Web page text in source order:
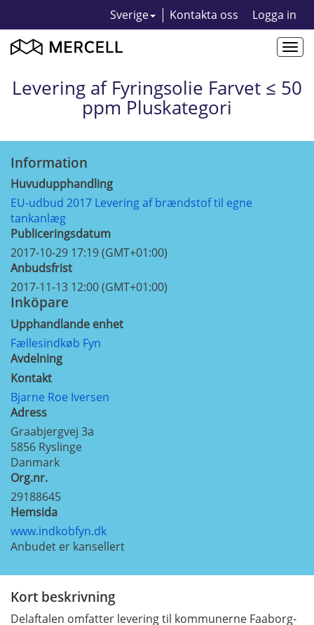
Sverige Kontakta oss Logga in
Levering af Fyringsolie Farvet ≤ 50
ppm Pluskategori
Information
Huvudupphandling
EU-udbud 2017 Levering af brændstof til egne
tankanlæg
Publiceringsdatum
2017-10-29 17:19 (GMT+01:00)
Anbudsfrist
2017-11-13 12:00 (GMT+01:00)
Inköpare
Upphandlande enhet
Fællesindkøb Fyn
Avdelning
Kontakt
Bjarne Roe Iversen
Adress
Graabjergvej 3a
5856 Ryslinge
Danmark
Org.nr.
29188645
Hemsida
www.indkobfyn.dk
Anbudet er kansellert
Kort beskrivning
Delaftalen omfatter levering til kommunerne Faaborg-